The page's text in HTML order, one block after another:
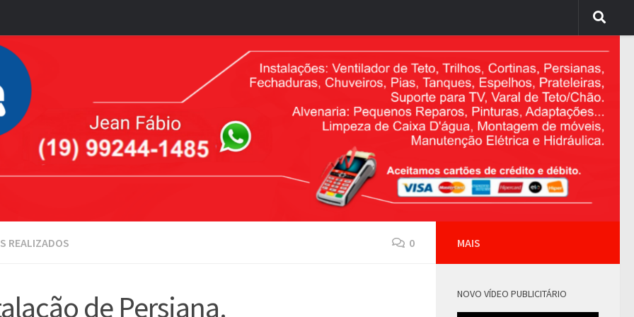
REALIZADOS 0
de Persiana.
MAIS
NOVO VÍDEO PUBLICITÁRIO